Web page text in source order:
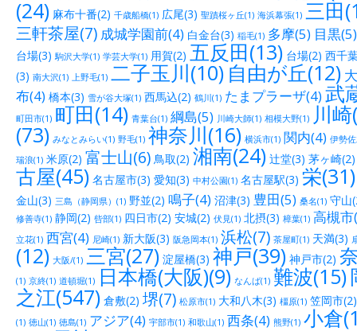
(24) 麻布十番(2) 千歳船橋(1) 広尾(3) 聖蹟桜ヶ丘(1) 海浜幕張(1) 三田
三軒茶屋(7) 成城学園前(4) 白金台(3) 稲毛(1) 多摩(5) 目黒(5)
台場(3) 駒沢大学(1) 学芸大学(1) 用賀(2) 五反田(13) 台場(2) 西千
(3) 南大沢(1) 上野毛(1) 二子玉川(10) 自由が丘(12)
布(4) 橋本(3) 雪が谷大塚(1) 西馬込(2) 鶴川(1) たまプラーザ(4)武
町田市(1) 町田(14) 青葉台(1) 綱島(5) 川崎大師(1) 相模大野(1) 川
(73) みなとみらい(1) 野毛(1) 神奈川(16) 横浜市(1) 関内(4) 伊勢
瑞浪(1) 米原(2) 富士山(6) 鳥取(2) 湘南(24) 辻堂(3) 茅ヶ崎(2)
古屋(45) 名古屋市(3) 愛知(3) 中村公園(1) 名古屋駅(3) 栄(31)
金山(3) 三島（静岡県）(1) 野並(2) 鳴子(4) 沼津(3) 豊田(5) 桑名(1) 守山
修善寺(1) 静岡(2) 呰部(1) 四日市(2) 安城(2) 伏見(1) 北摂(3) 樟葉(1) 高槻市
立花(1) 西宮(4) 尼崎(1) 新大阪(3) 阪急岡本(1) 浜松(7) 茶屋町(1) 天満(3)
(12) 大阪/(1) 三宮(27) 淀屋橋(3) 神戸(39) 神戸市(2)
(1) 京終(1) 道頓堀(1) 日本橋(大阪)(9) なんば(1) 難波(15)
之江(547) 倉敷(2) 堺(7) 松原市(1) 大和八木(3) 橿原(1) 笠岡市(2)
(1) 徳山(1) 徳島(1) アジア(4) 宇部市(1) 和歌山(1) 西条(4) 熊野(1) 小倉